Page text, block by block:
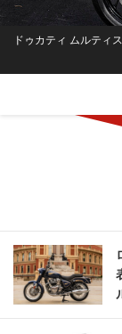
ドゥカティ ムルティ